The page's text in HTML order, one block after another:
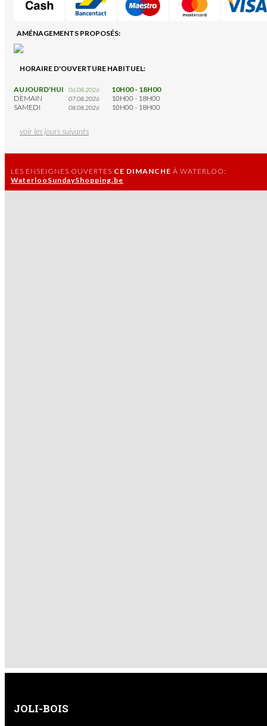
AMÉNAGEMENTS PROPOSÉS:
HORAIRE D'OUVERTURE HABITUEL:
AUJOURD'HUI 06.08.2026
10H00 - 18H00
DEMAIN
07.08.2026
10H00 - 18H00
SAMEDI
08.08.2026 10H00 - 18H00
voir les jours suivants
LES ENSEIGNES OUVERTES CE DIMANCHE À WATERLOO:
WaterlooSundayShopping.be
JOLI-BOIS